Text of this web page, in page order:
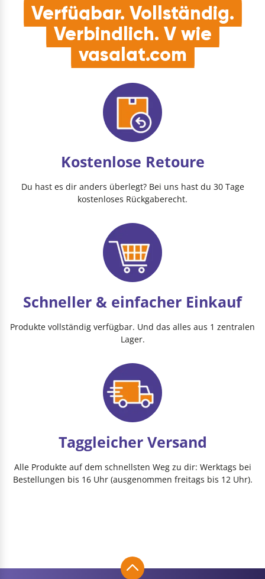
Verfügbar. Vollständig.
Verbindlich. V wie
vasalat.com
Kostenlose Retoure
Du hast es dir anders überlegt? Bei uns hast du 30 Tage
kostenloses Rückgaberecht.
Schneller & einfacher Einkauf
Produkte vollständig verfügbar. Und das alles aus 1 zentralen
Lager.
Taggleicher Versand
Alle Produkte auf dem schnellsten Weg zu dir: Werktags bei
Bestellungen bis 16 Uhr (ausgenommen freitags bis 12 Uhr).